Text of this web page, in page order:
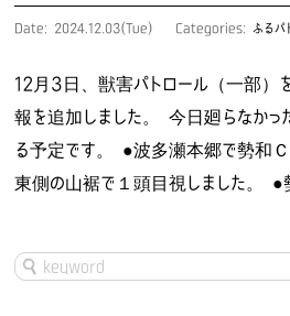
Date: 2024.12.03(Tue) Categories:ふるパ
12月3日、獣害パトロール（一部）
報を追加しました。 今日廻らなか
る予定です。 ●波多瀬本郷で勢和
東側の山裾で１頭目視しました。